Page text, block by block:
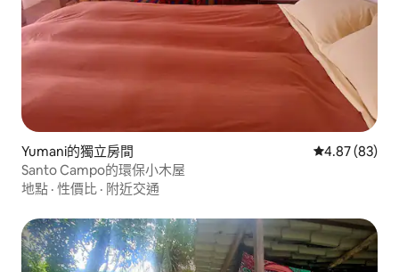
Yumani的獨立房間 從 83 則評價
4.87 (83)
Santo Campo的環保小木屋
地點 · 性價比 · 附近交通